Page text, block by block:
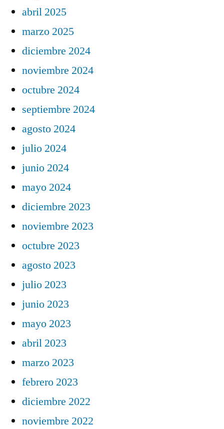
abril 2025
marzo 2025
diciembre 2024
noviembre 2024
octubre 2024
septiembre 2024
agosto 2024
julio 2024
junio 2024
mayo 2024
diciembre 2023
noviembre 2023
octubre 2023
agosto 2023
julio 2023
junio 2023
mayo 2023
abril 2023
marzo 2023
febrero 2023
diciembre 2022
noviembre 2022